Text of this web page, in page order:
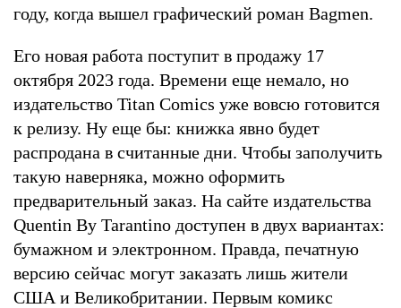
году, когда вышел графический роман Bagmen.
Его новая работа поступит в продажу 17
октября 2023 года. Времени еще немало, но
издательство Titan Comics уже вовсю готовится
к релизу. Ну еще бы: книжка явно будет
распродана в считанные дни. Чтобы заполучить
такую наверняка, можно оформить
предварительный заказ. На сайте издательства
Quentin By Tarantino доступен в двух вариантах:
бумажном и электронном. Правда, печатную
версию сейчас могут заказать лишь жители
США и Великобритании. Первым комикс